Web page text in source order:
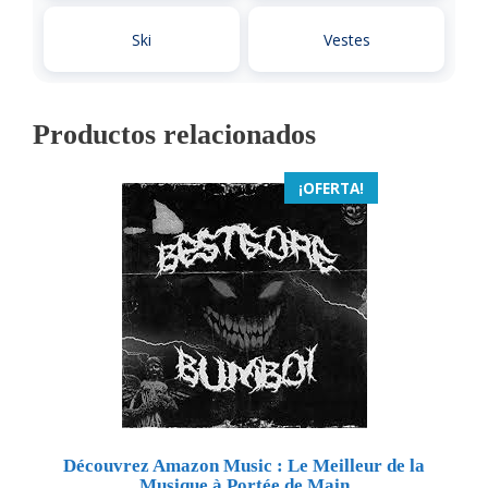
Ski Vestes
Productos relacionados
¡OFERTA!
Découvrez Amazon Music : Le Meilleur de la